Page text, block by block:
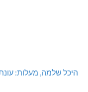
היכל שלמה, מעלות: עונת 26-